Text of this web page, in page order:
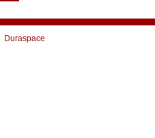
Duraspace